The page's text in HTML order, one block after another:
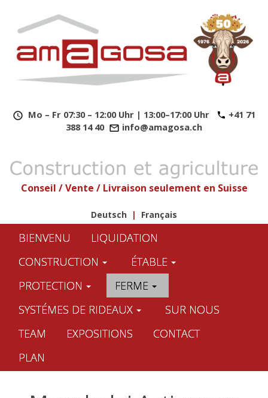
Mo – Fr 07:30 – 12:00 Uhr | 13:00–17:00 Uhr
+41 71
388 14 40
info@amagosa.ch
Conseil / Vente / Livraison seulement en Suisse
Deutsch | Français
BIENVENU
LIQUIDATION
CONSTRUCTION
ÉTABLE
PROTECTION
FERME
SYSTÉMES DE RIDEAUX
SUR NOUS
TEAM
EXPOSITIONS
CONTACT
PLAN